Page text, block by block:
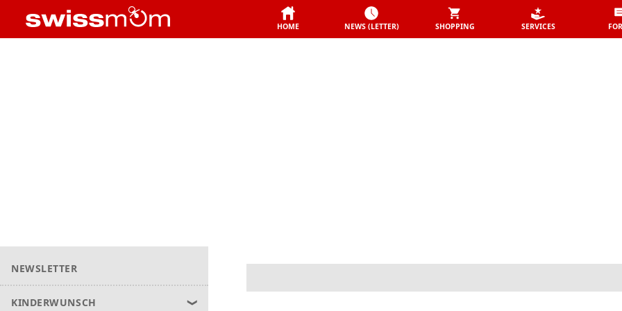
HOME NEWS (LETTER) SHOPPING SERVICES
NEWSLETTER
KINDERWUNSCH